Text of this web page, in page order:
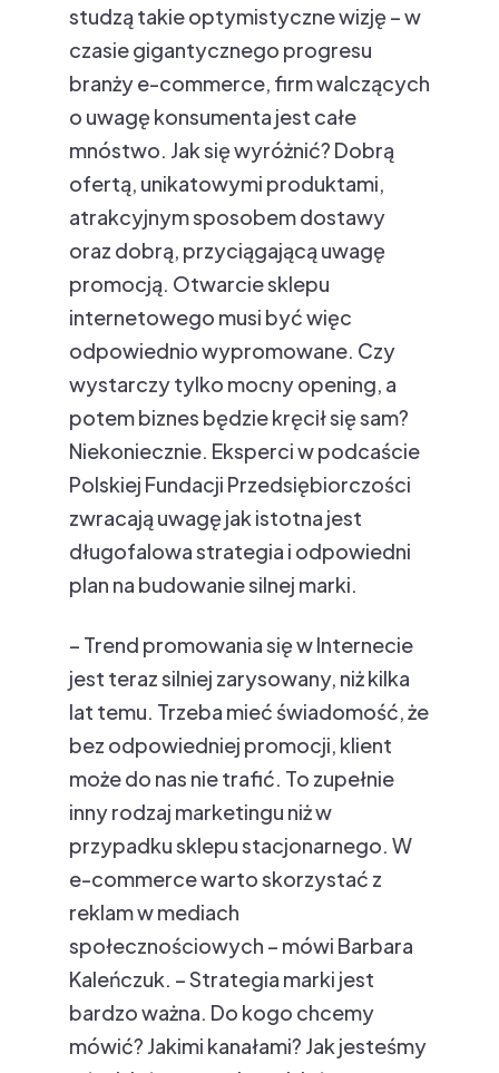
studzą takie optymistyczne wizję – w
czasie gigantycznego progresu
branży e-commerce, firm walczących
o uwagę konsumenta jest całe
mnóstwo. Jak się wyróżnić? Dobrą
ofertą, unikatowymi produktami,
atrakcyjnym sposobem dostawy
oraz dobrą, przyciągającą uwagę
promocją. Otwarcie sklepu
internetowego musi być więc
odpowiednio wypromowane. Czy
wystarczy tylko mocny opening, a
potem biznes będzie kręcił się sam?
Niekoniecznie. Eksperci w podcaście
Polskiej Fundacji Przedsiębiorczości
zwracają uwagę jak istotna jest
długofalowa strategia i odpowiedni
plan na budowanie silnej marki.
– Trend promowania się w Internecie
jest teraz silniej zarysowany, niż kilka
lat temu. Trzeba mieć świadomość, że
bez odpowiedniej promocji, klient
może do nas nie trafić. To zupełnie
inny rodzaj marketingu niż w
przypadku sklepu stacjonarnego. W
e-commerce warto skorzystać z
reklam w mediach
społecznościowych – mówi Barbara
Kaleńczuk. – Strategia marki jest
bardzo ważna. Do kogo chcemy
mówić? Jakimi kanałami? Jak jesteśmy